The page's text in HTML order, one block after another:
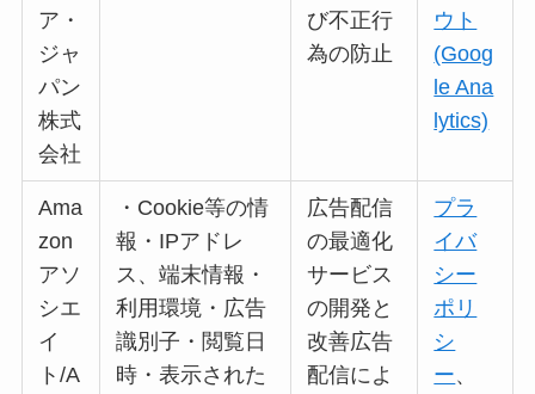
ア・
ジャ
パン
株式
会社
び不正行
為の防止
ウト
(Goog
le Ana
lytics)
Ama
zon
アソ
シエ
イ
ト/A
・Cookie等の情
報・IPアドレ
ス、端末情報・
利用環境・広告
識別子・閲覧日
時・表示された
広告配信
の最適化
サービス
の開発と
改善広告
配信によ
プラ
イバ
シー
ポリ
シ
ー、